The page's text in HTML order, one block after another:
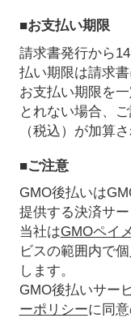
■お支払い期限
請求書発行から
払い期限は請求書
お支払い期限を
とれない場合、
（税込）が加算
■ご注意
GMO後払いは
提供する決済サー
当社はGMOペイ
ビスの範囲内で
します。
GMO後払いサー
ーポリシーに同